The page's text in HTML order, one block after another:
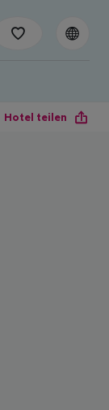
Hotel teilen